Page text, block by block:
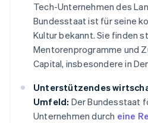
Tech-Unternehmen des
Bundesstaat ist für seine
Kultur bekannt. Sie finden
Mentorenprogramme und
Capital, insbesondere in
Unterstützendes
Umfeld: Der Bundesstaat
Unternehmen durch eine